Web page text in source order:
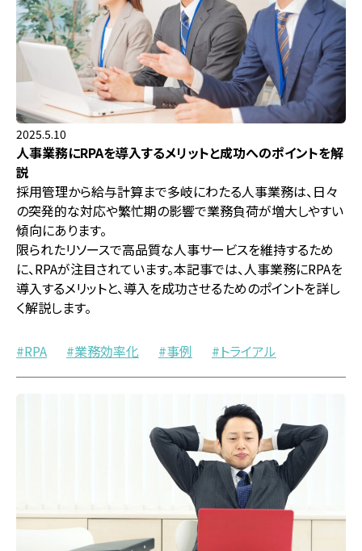
2025.5.10
人事業務にRPAを導入するメリットと成功へのポイントを解
説
採用管理から給与計算まで多岐にわたる人事業務は、日々
の突発的な対応や繁忙期の影響で業務負荷が増大しやすい
傾向にあります。
限られたリソースで高品質な人事サービスを維持するため
に、RPAが注目されています。本記事では、人事業務にRPAを
導入するメリットと、導入を成功させるためのポイントを詳し
く解説します。
RPA 業務効率化 事例 トライアル